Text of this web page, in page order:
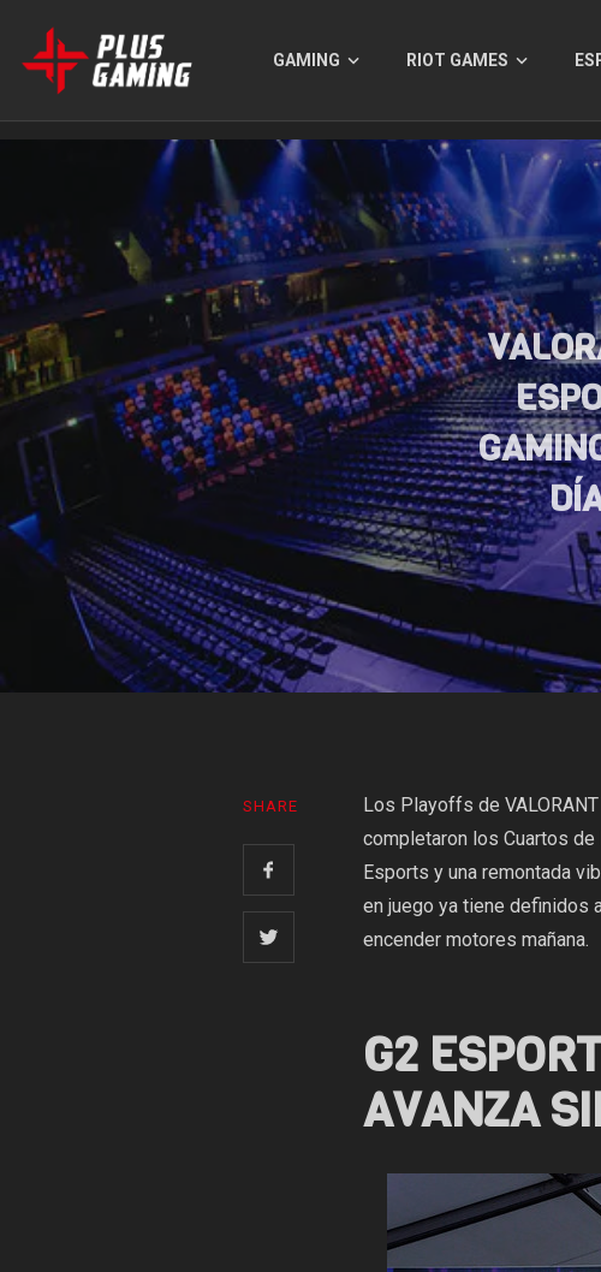
GAMING RIOT GAMES
SHARE
Los Playoffs de
completaron los Cuartos
Esports y una remontada
en juego ya tiene definidos
encender motores mañana.
G2
AVANZA